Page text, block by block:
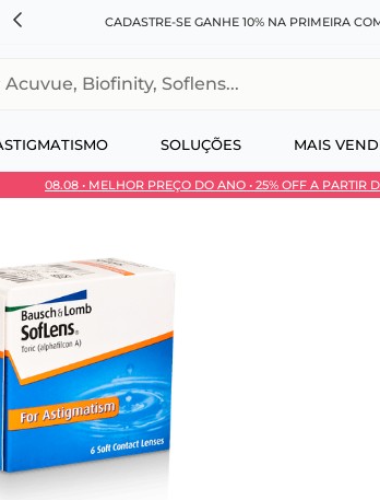
CADASTRE-SE GANHE 10% NA PRIMEIRA
SOLUÇÕES MAIS
Biofinity, Soflens...
08.08 • MELHOR PREÇO DO ANO • 25% OFF A
extra no Pix